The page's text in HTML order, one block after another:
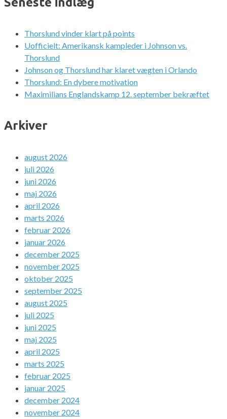
Thorslund vinder klart på points
Uofficielt: Amerikansk kampleder i Johnson vs.
Thorslund
Johnson og Thorslund har klaret vægten i Orlando
Thorslund: En dybere motivation
Maximilians Englandskamp 12. september bekræftet
Arkiver
august 2026
juli 2026
juni 2026
maj 2026
april 2026
marts 2026
februar 2026
januar 2026
december 2025
november 2025
oktober 2025
september 2025
august 2025
juli 2025
juni 2025
maj 2025
april 2025
marts 2025
februar 2025
januar 2025
december 2024
november 2024